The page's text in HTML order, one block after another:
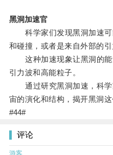
黑洞加速官
科学家们发现黑洞加速可
和碰撞，或者是来自外部的引
这种加速现象让黑洞的能
引力波和高能粒子。
通过研究黑洞加速，科学
宙的演化和结构，揭开黑洞
#44#
评论
游客